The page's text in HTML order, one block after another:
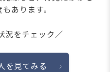
あります。
況をチェック／
を見てみる